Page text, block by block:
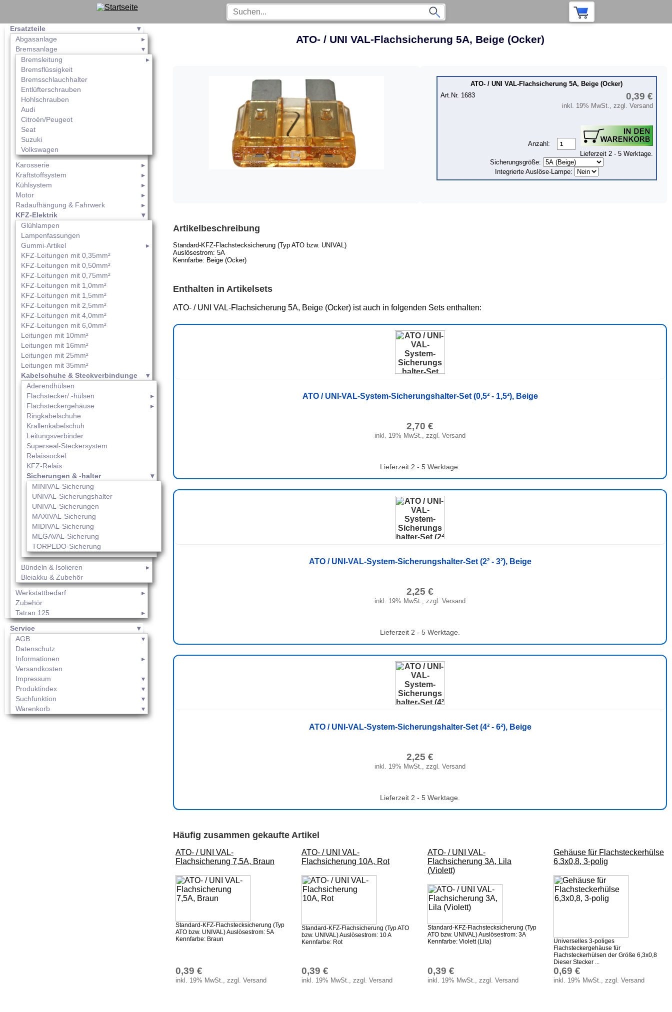
Ersatzteile
Abgasanlage
Bremsanlage
Bremsleitung
Bremsflüssigkeit
Bremsschlauchhalter
Entlüfterschrauben
Hohlschrauben
Audi
Citroën/Peugeot
Seat
Suzuki
Volkswagen
Karosserie
Kraftstoffsystem
Kühlsystem
Motor
Radaufhängung & Fahrwerk
KFZ-Elektrik
Glühlampen
Lampenfassungen
Gummi-Artikel
KFZ-Leitungen mit 0,35mm²
KFZ-Leitungen mit 0,50mm²
KFZ-Leitungen mit 0,75mm²
KFZ-Leitungen mit 1,0mm²
KFZ-Leitungen mit 1,5mm²
KFZ-Leitungen mit 2,5mm²
KFZ-Leitungen mit 4,0mm²
KFZ-Leitungen mit 6,0mm²
Leitungen mit 10mm²
Leitungen mit 16mm²
Leitungen mit 25mm²
Leitungen mit 35mm²
Kabelschuhe & Steckverbindunge
Aderendhülsen
Flachstecker/ -hülsen
Flachsteckergehäuse
Ringkabelschuhe
Krallenkabelschuh
Leitungsverbinder
Superseal-Steckersystem
Relaissockel
KFZ-Relais
Sicherungen & -halter
MINIVAL-Sicherung
UNIVAL-Sicherungshalter
UNIVAL-Sicherungen
MAXIVAL-Sicherung
MIDIVAL-Sicherung
MEGAVAL-Sicherung
TORPEDO-Sicherung
Bündeln & Isolieren
Bleiakku & Zubehör
Werkstattbedarf
Zubehör
Tatran 125
Service
AGB
Datenschutz
Informationen
Versandkosten
Impressum
Produktindex
Suchfunktion
Warenkorb
ATO- / UNI VAL-Flachsicherung 5A, Beige (Ocker)
ATO- / UNI VAL-Flachsicherung 5A, Beige (Ocker)
Art.Nr. 1683
0,39 €
inkl. 19% MwSt., zzgl. Versand
Anzahl:
Lieferzeit 2 - 5 Werktage.
Sicherungsgröße:
Integrierte Auslöse-Lampe:
Artikelbeschreibung
Standard-KFZ-Flachstecksicherung (Typ ATO bzw. UNIVAL)
Auslösestrom: 5A
Kennfarbe: Beige (Ocker)
Enthalten in Artikelsets
ATO- / UNI VAL-Flachsicherung 5A, Beige (Ocker) ist auch in folgenden Sets enthalten:
ATO / UNI-VAL-System-Sicherungshalter-Set (0,5² - 1,5²), Beige
2,70 €
inkl. 19% MwSt., zzgl. Versand
Lieferzeit 2 - 5 Werktage.
ATO / UNI-VAL-System-Sicherungshalter-Set (2² - 3²), Beige
2,25 €
inkl. 19% MwSt., zzgl. Versand
Lieferzeit 2 - 5 Werktage.
ATO / UNI-VAL-System-Sicherungshalter-Set (4² - 6²), Beige
2,25 €
inkl. 19% MwSt., zzgl. Versand
Lieferzeit 2 - 5 Werktage.
Häufig zusammen gekaufte Artikel
ATO- / UNI VAL-
Flachsicherung 7,5A, Braun
Standard-KFZ-Flachstecksicherung (Typ
ATO bzw. UNIVAL) Auslösestrom: 5A
Kennfarbe: Braun
0,39 €
inkl. 19% MwSt., zzgl. Versand
ATO- / UNI VAL-
Flachsicherung 10A, Rot
Standard-KFZ-Flachsicherung (Typ ATO
bzw. UNIVAL) Auslösestrom: 10 A
Kennfarbe: Rot
0,39 €
inkl. 19% MwSt., zzgl. Versand
ATO- / UNI VAL-
Flachsicherung 3A, Lila
(Violett)
Standard-KFZ-Flachstecksicherung (Typ
ATO bzw. UNIVAL) Auslösestrom: 3A
Kennfarbe: Violett (Lila)
0,39 €
inkl. 19% MwSt., zzgl. Versand
Gehäuse für Flachsteckerhülse
6,3x0,8, 3-polig
Universelles 3-poliges
Flachsteckergehäuse für
Flachsteckerhülsen der Größe 6,3x0,8
Dieser Stecker ...
0,69 €
inkl. 19% MwSt., zzgl. Versand